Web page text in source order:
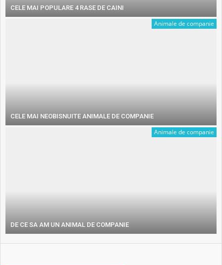
CELE MAI POPULARE 4 RASE DE CAINI
Animale de companie
CELE MAI NEOBISNUITE ANIMALE DE COMPANIE
Animale de companie
DE CE SA AM UN ANIMAL DE COMPANIE